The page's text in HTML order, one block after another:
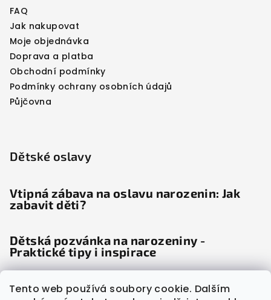
Tento web používá soubory cookie. Dalším
FAQ
Jak nakupovat
Moje objednávka
Doprava a platba
Obchodní podmínky
Podmínky ochrany osobních údajů
Půjčovna
Dětské oslavy
Vtipná zábava na oslavu narozenin: Jak
zabavit děti?
Dětská pozvánka na narozeniny -
Praktické tipy i inspirace
Dětské noviny: Věda odhalila, proč děti